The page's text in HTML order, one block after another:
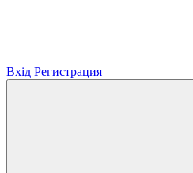
Вхід Регистрация